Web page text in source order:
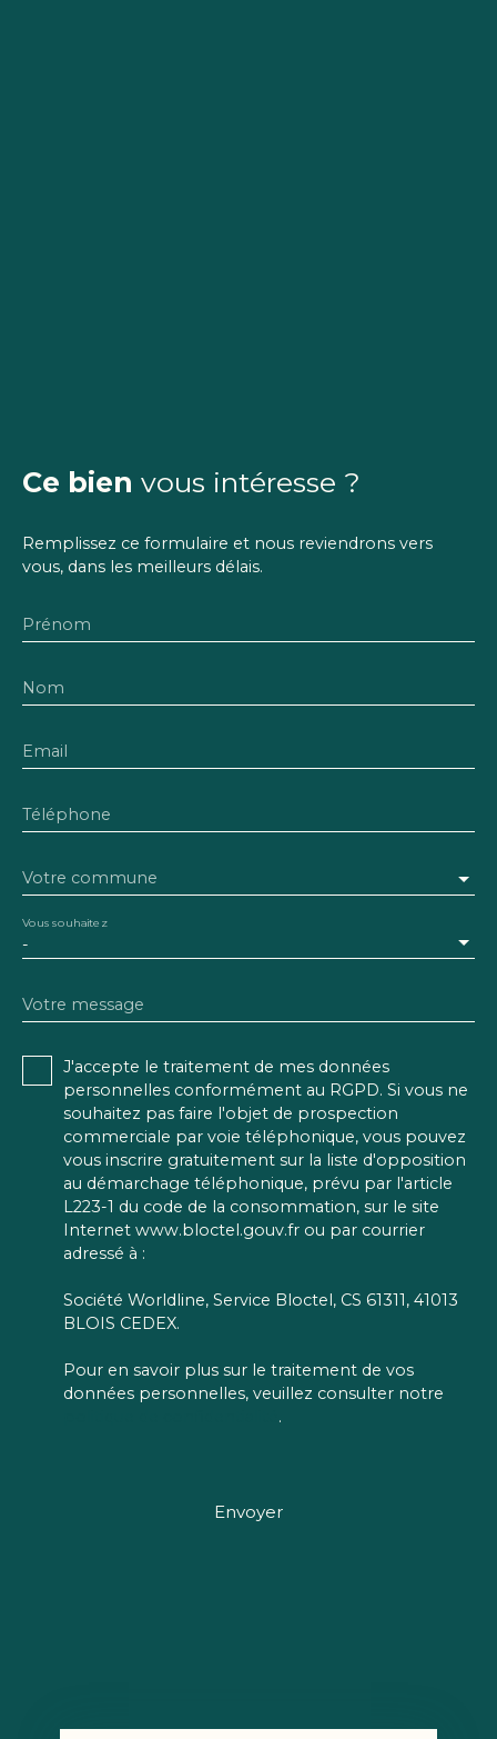
Ce bien vous intéresse ?
Remplissez ce formulaire et nous reviendrons vers
vous, dans les meilleurs délais.
Prénom
Nom
Email
Téléphone
Votre commune
-
Vous souhaitez
Votre message
J'accepte le traitement de mes données
personnelles conformément au RGPD. Si vous ne
souhaitez pas faire l'objet de prospection
commerciale par voie téléphonique, vous pouvez
vous inscrire gratuitement sur la liste d'opposition
au démarchage téléphonique, prévu par l'article
L223-1 du code de la consommation, sur le site
Internet www.bloctel.gouv.fr ou par courrier
adressé à :
Société Worldline, Service Bloctel, CS 61311, 41013
BLOIS CEDEX.
Pour en savoir plus sur le traitement de vos
données personnelles, veuillez consulter notre
.
Envoyer